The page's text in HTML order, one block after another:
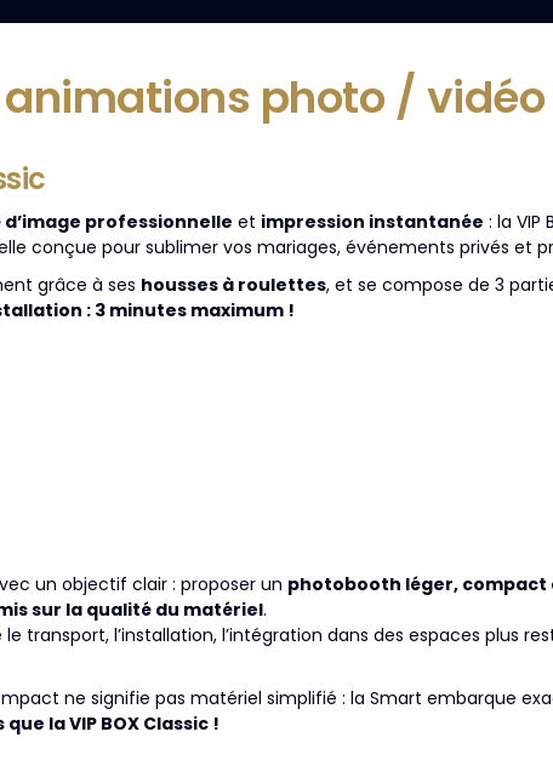
photo / vidéo
professionnelle et impression instantanée : la VIP
conçue pour sublimer vos mariages, événements privés et
grâce à ses housses à roulettes, et se compose de 3
: 3 minutes maximum !
un objectif clair : proposer un photobooth léger, compact
sur la qualité du matériel.
transport, l’installation, l’intégration dans des espaces plus
ne signifie pas matériel simplifié : la Smart embarque
la VIP BOX Classic !